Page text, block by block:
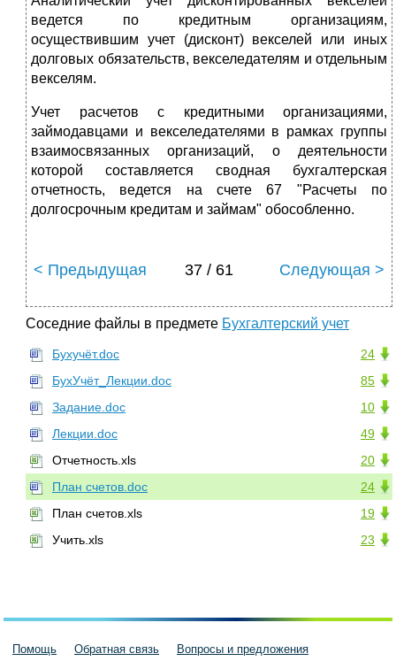
ведется по кредитным организациям,
осуществившим учет (дисконт) векселей или иных
долговых обязательств, векселедателям и отдельным
векселям.
Учет расчетов с кредитными организациями,
займодавцами и векселедателями в рамках группы
взаимосвязанных организаций, о деятельности
которой составляется сводная бухгалтерская
отчетность, ведется на счете 67 "Расчеты по
долгосрочным кредитам и займам" обособленно.
< Предыдущая 37 / 61 Следующая >
Соседние файлы в предмете Бухгалтерский учет
24
Бухучёт.doc
85
БухУчёт_Лекции.doc
10
Задание.doc
49
Лекции.doc
20
Отчетность.xls
24
План счетов.doc
19
План счетов.xls
23
Учить.xls
Помощь Обратная связь Вопросы и предложения